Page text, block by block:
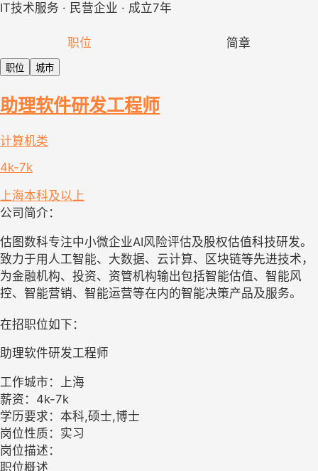
IT技术服务 · 民营企业 · 成立7年
职位 简章
职位 城市
助理软件研发工程师
计算机类
4k-7k
上海本科及以上
公司简介：
估图数科专注中小微企业AI风险评估及股权估值科技研发。
致力于用人工智能、大数据、云计算、区块链等先进技术，
为金融机构、投资、资管机构输出包括智能估值、智能风
控、智能营销、智能运营等在内的智能决策产品及服务。
在招职位如下：
助理软件研发工程师
工作城市：上海
薪资：4k-7k
学历要求：本科,硕士,博士
岗位性质：实习
岗位描述：
职位概述